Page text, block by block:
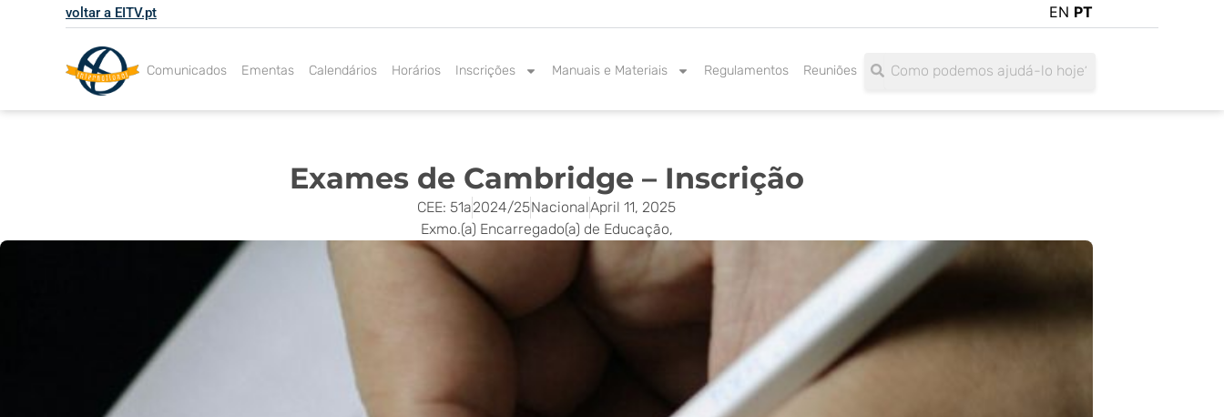
voltar a EITV.pt EN PT
Comunicados Ementas Calendários Horários Inscrições Manuais e Materiais Regulamentos Reuniões
SearchSearch
Exames de Cambridge – Inscrição
CEE: 51a2024/25NacionalApril 11, 2025
Exmo.(a) Encarregado(a) de Educação,